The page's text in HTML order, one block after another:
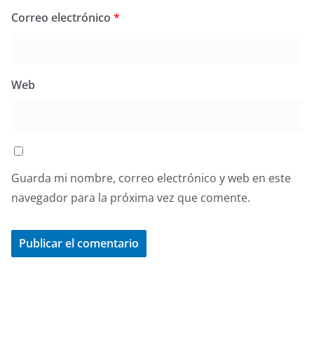
Correo electrónico *
Web
Guarda mi nombre, correo electrónico y web en este
navegador para la próxima vez que comente.